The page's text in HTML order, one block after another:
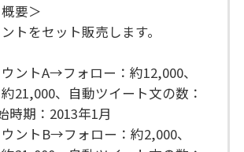
要＞
トをセット販売します。
ントA→フォロー：約12,000、
21,000、自動ツイート文の数：
時期：2013年1月
ントB→フォロー：約2,000、